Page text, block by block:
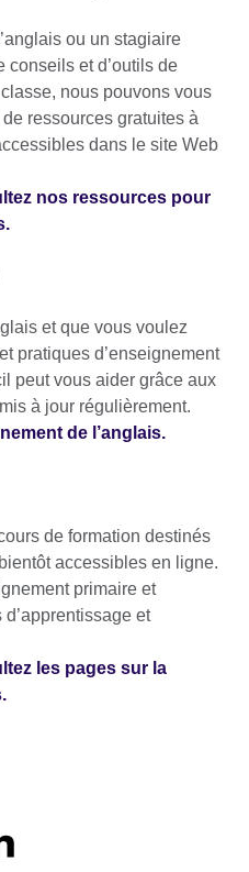
ou un stagiaire
conseils et d’outils de
nous pouvons vous
ressources gratuites à
dans le site Web
nos ressources pour
et que vous voulez
pratiques d’enseignement
peut vous aider grâce aux
à jour régulièrement.
de l’anglais.
de formation destinés
accessibles en ligne.
primaire et
et
les pages sur la